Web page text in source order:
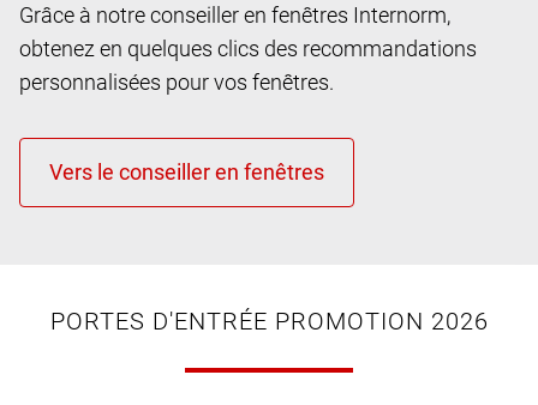
Grâce à notre conseiller en fenêtres Internorm,
obtenez en quelques clics des recommandations
personnalisées pour vos fenêtres.
PORTES D'ENTRÉE PROMOTION 2026